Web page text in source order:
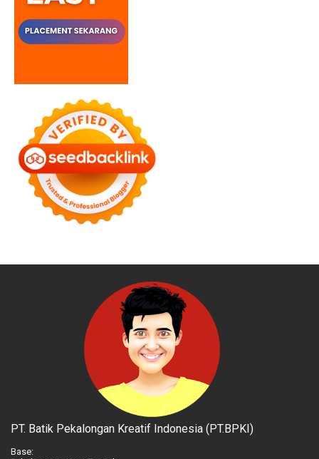
PT. Batik Pekalongan Kreatif Indonesia (PT.BPKI)
Base: